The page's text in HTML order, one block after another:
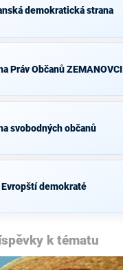
demokratická strana
Práv Občanů ZEMANOVCI
svobodných občanů
Evropští demokraté
k tématu